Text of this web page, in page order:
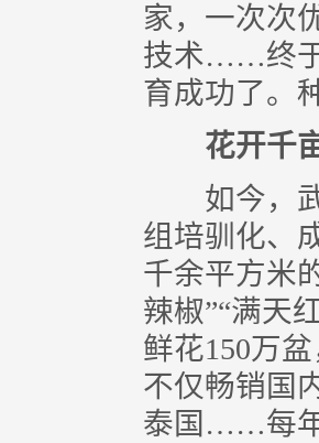
家，一次次
技术……终于
育成功了。
花开千
如今，武
组培驯化、
千余平方米
辣椒”“满天
鲜花150万
不仅畅销国
泰国……每年